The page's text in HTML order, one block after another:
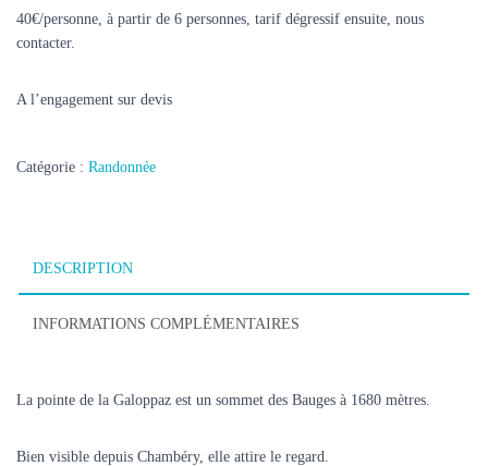
40€/personne, à partir de 6 personnes, tarif dégressif ensuite, nous
contacter.
A l’engagement sur devis
Catégorie : Randonnée
DESCRIPTION
INFORMATIONS COMPLÉMENTAIRES
La pointe de la Galoppaz est un sommet des Bauges à 1680 mètres.
Bien visible depuis Chambéry, elle attire le regard.